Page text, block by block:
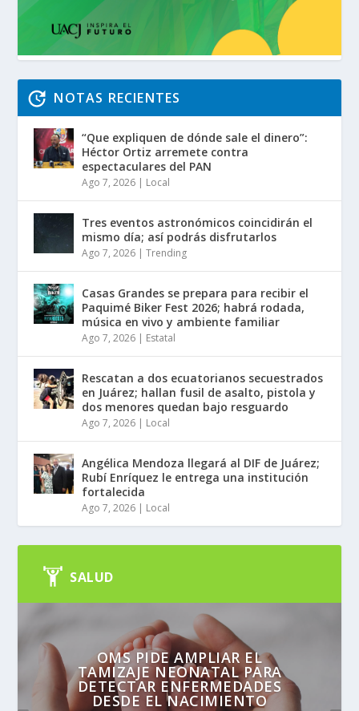
NOTAS RECIENTES
“Que expliquen de dónde sale el dinero”:
Héctor Ortiz arremete contra
espectaculares del PAN
Ago 7, 2026 | Local
Tres eventos astronómicos coincidirán el
mismo día; así podrás disfrutarlos
Ago 7, 2026 |Trending
Casas Grandes se prepara para recibir el
Paquimé Biker Fest 2026; habrá rodada,
música en vivo y ambiente familiar
Ago 7, 2026 | Estatal
Rescatan a dos ecuatorianos secuestrados
en Juárez; hallan fusil de asalto, pistola y
dos menores quedan bajo resguardo
Ago 7, 2026 | Local
Angélica Mendoza llegará al DIF de Juárez;
Rubí Enríquez le entrega una institución
fortalecida
Ago 7, 2026 | Local
SALUD
OMS PIDE AMPLIAR EL
TAMIZAJE NEONATAL PARA
DETECTAR ENFERMEDADES
DESDE EL NACIMIENTO